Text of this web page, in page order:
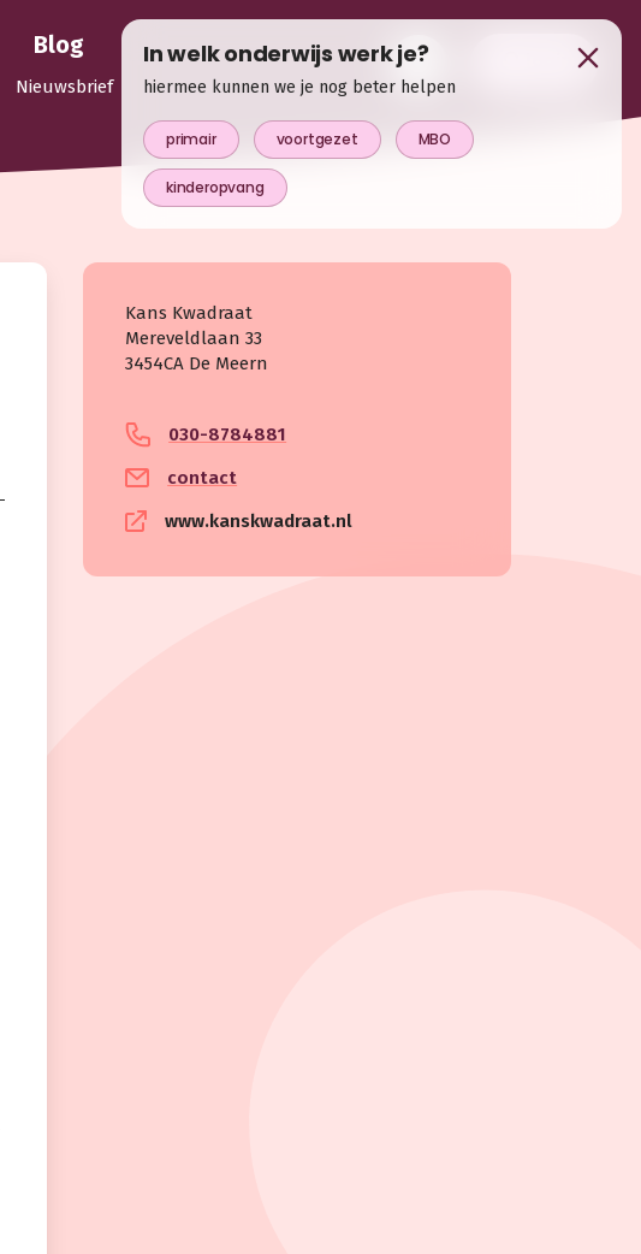
Blog
Nieuwsbrief
Kans Kwadraat
Mereveldlaan 33
3454CA De Meern
030-8784881
contact
www.kanskwadraat.nl
In welk onderwijs werk je?
hiermee kunnen we je nog beter helpen
primair voortgezet MBO
kinderopvang